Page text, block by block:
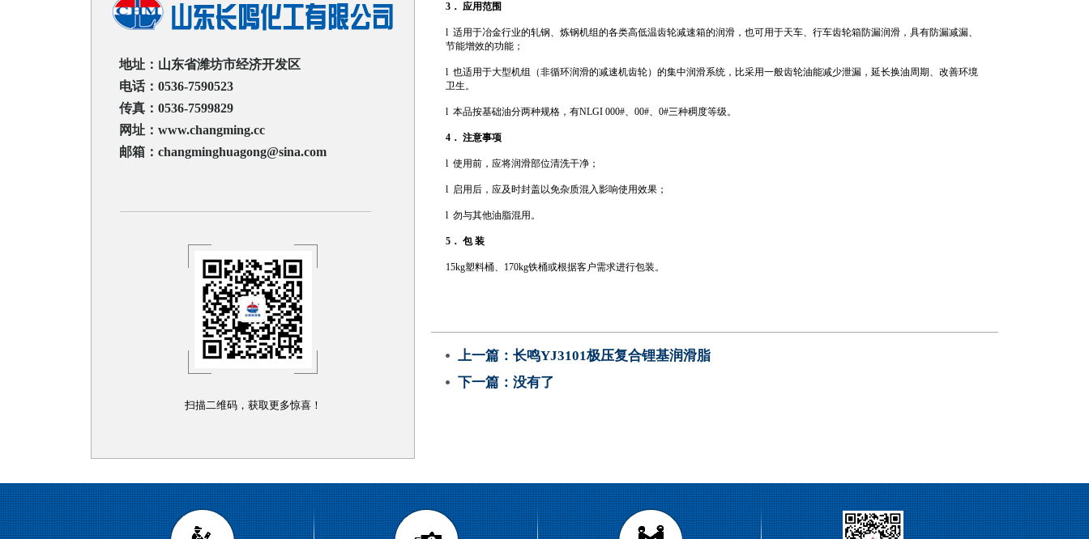
地址：山东省潍坊市经济开发区
电话：0536-7590523
传真：0536-7599829
网址：www.changming.cc
邮箱：changminghuagong@sina.com
扫描二维码，获取更多惊喜！
3． 应用范围
l 适用于冶金行业的轧钢、炼钢机组的各类高低温齿轮减速箱的润滑，也可用于天车、行车齿轮箱防漏润滑，具有防漏减漏、
节能增效的功能；
l 也适用于大型机组（非循环润滑的减速机齿轮）的集中润滑系统，比采用一般齿轮油能减少泄漏，延长换油周期、改善环境
卫生。
l 本品按基础油分两种规格，有NLGI 000#、00#、0#三种稠度等级。
4 ． 注意事项
l 使用前，应将润滑部位清洗干净；
l 启用后，应及时封盖以免杂质混入影响使用效果；
l 勿与其他油脂混用。
5 ． 包 装
15kg塑料桶、170kg铁桶或根据客户需求进行包装。
上一篇： 长鸣YJ3101极压复合锂基润滑脂
下一篇：没有了